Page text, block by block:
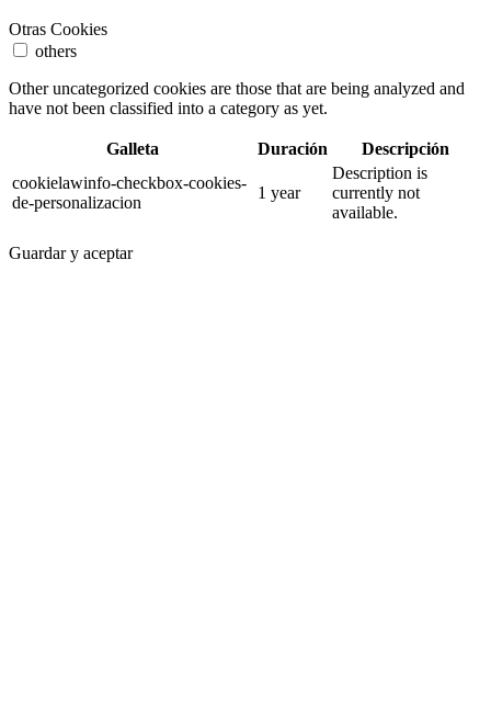
Otras Cookies
others
Other uncategorized cookies are those that are being analyzed and
have not been classified into a category as yet.
Galleta Duración
Descripción
cookielawinfo-checkbox-cookies-
de-personalizacion
1 year
Description is
currently not
available.
Guardar y aceptar